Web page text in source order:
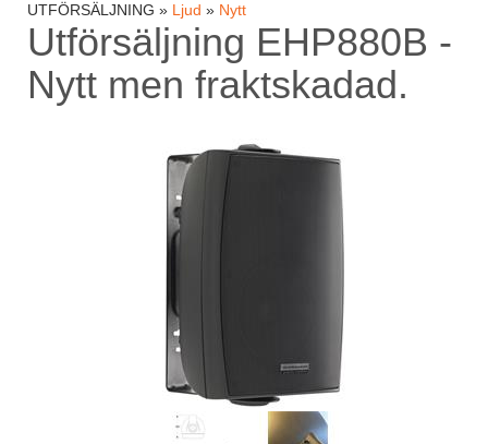
UTFÖRSÄLJNING » Ljud » Nytt
Utförsäljning EHP880B -
Nytt men fraktskadad.